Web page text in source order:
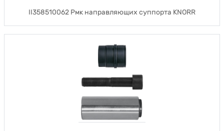
II358510062 Рмк направляющих суппорта KNORR